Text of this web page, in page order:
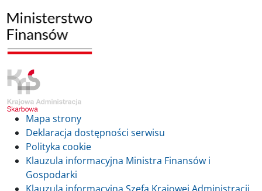
Mapa strony
Deklaracja dostępności serwisu
Polityka cookie
Klauzula informacyjna Ministra Finansów i
Gospodarki